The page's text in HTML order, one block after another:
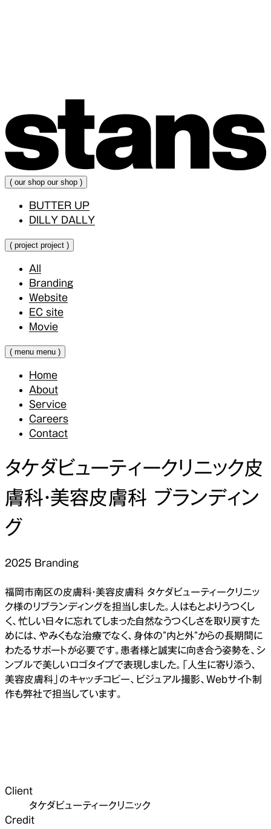
( our shop our shop )
BUTTER UP
DILLY DALLY
( project project )
All
Branding
Website
EC site
Movie
( menu menu )
Home
About
Service
Careers
Contact
タケダビューティークリニック皮
膚科・美容皮膚科 ブランディン
グ
2025 Branding
福岡市南区の皮膚科・美容皮膚科 タケダビューティークリニッ
ク様のリブランディングを担当しました。人はもとよりうつくし
く、忙しい日々に忘れてしまった自然なうつくしさを取り戻すた
めには、やみくもな治療でなく、身体の”内と外”からの長期間に
わたるサポートが必要です。患者様と誠実に向き合う姿勢を、シ
ンプルで美しいロゴタイプで表現しました。「人生に寄り添う、
美容皮膚科」のキャッチコピー、ビジュアル撮影、Webサイト制
作も弊社で担当しています。
Client
タケダビューティークリニック
Credit